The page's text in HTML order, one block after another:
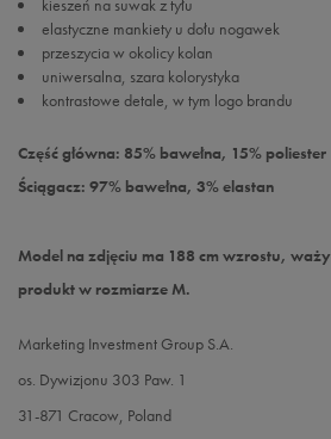
kieszeń na suwak z tyłu
elastyczne mankiety u dołu nogawek
przeszycia w okolicy kolan
uniwersalna, szara kolorystyka
kontrastowe detale, w tym logo brandu
Część główna: 85% bawełna, 15% poliester
Ściągacz: 97% bawełna, 3% elastan
Model na zdjęciu ma 188 cm wzrostu,
produkt w rozmiarze M.
Marketing Investment Group S.A.
os. Dywizjonu 303 Paw. 1
31-871 Cracow, Poland